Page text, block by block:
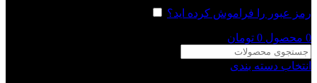
رمز عبور را فراموش کرده اید؟
0 محصول 0 تومان
انتخاب دسته بندی